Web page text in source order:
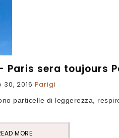
Paris sera toujours
2016 Parigi
particelle di leggerezza,
MORE